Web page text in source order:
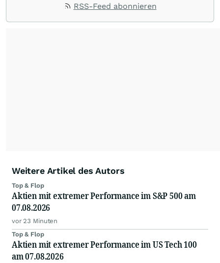
Kursverläufe einer breiten Auswahl an Aktien
RSS-Feed abonnieren
Weitere Artikel des Autors
Top & Flop
Aktien mit extremer Performance im S&P 500 am
07.08.2026
vor 23 Minuten
Top & Flop
Aktien mit extremer Performance im US Tech 100
am 07.08.2026